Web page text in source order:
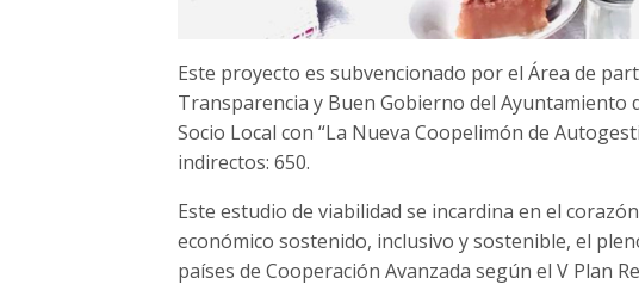
Este proyecto es subvencionado por el Área de
Transparencia y Buen Gobierno del Ayuntamiento
Socio Local con “La Nueva Coopelimón de
indirectos: 650.
Este estudio de viabilidad se incardina en el
económico sostenido, inclusivo y sostenible, el
países de Cooperación Avanzada según el V Plan